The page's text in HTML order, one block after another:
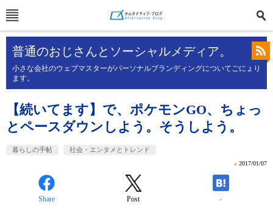
普通のおじさんとソーシャルメディア。
小さな会社のウェブマスターがパーソナルブランディングについてごにょり
ます。
【続いてます】で、ポケモンGO、ちょっ
とペースダウンしよう。そうしよう。
暮らしの手帖 社会・エンタメとトレンド
» 2017/01/07
Share Post -